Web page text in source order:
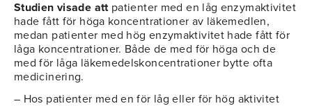
Studien visade attpatienter med en låg enzymaktivitet
hade fått för höga koncentrationer av läkemedlen,
medan patienter med hög enzymaktivitet hade fått för
låga koncentrationer. Både de med för höga och de
med för låga läkemedelskoncentrationer bytte ofta
medicinering.
– Hos patienter med en för låg eller för hög aktivitet